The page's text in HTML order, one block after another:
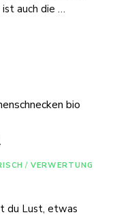
auch die …
/ VERWERTUNG
du Lust, etwas